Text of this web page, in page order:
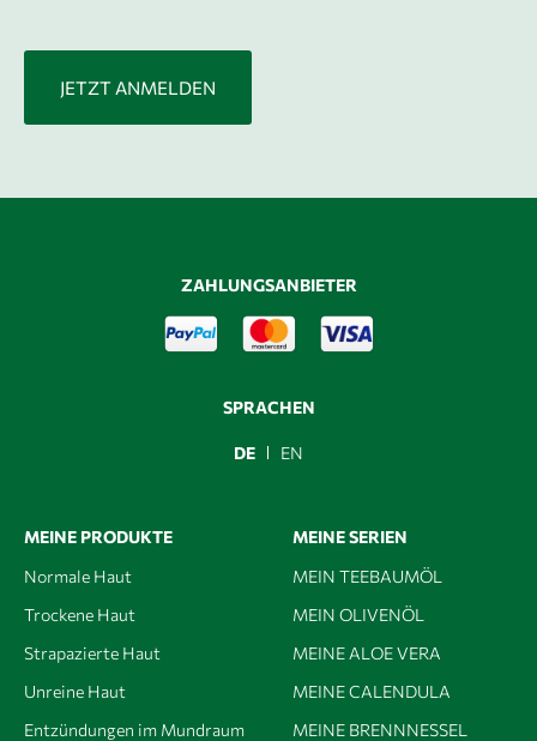
MEINE PRODUKTE
Normale Haut
Trockene Haut
Strapazierte Haut
Unreine Haut
Entzündungen im Mundraum
MEINE SERIEN
MEIN TEEBAUMÖL
MEIN OLIVENÖL
MEINE ALOE VERA
MEINE CALENDULA
MEINE BRENNNESSEL
ZAHLUNGSANBIETER
SPRACHEN
DE EN